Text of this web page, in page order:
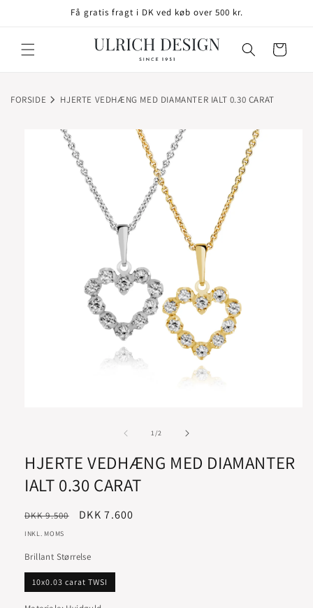
Få gratis fragt i DK ved køb over 500 kr.
Indkøbskurv
FORSIDE HJERTE VEDHÆNG MED DIAMANTER IALT 0.30 CARAT
1/af2
HJERTE VEDHÆNG MED DIAMANTER
IALT 0.30 CARAT
Normalpris
DKK 9.500 Udsalgspris
DKK 7.600
INKL. MOMS
Brillant Størrelse
10x0.03 carat TWSI